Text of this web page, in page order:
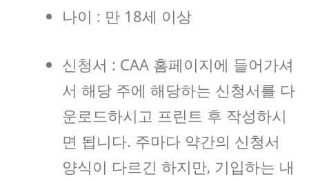
나이 : 만 18세 이상
신청서 : CAA 홈페이지에 들어가셔
서 해당 주에 해당하는 신청서를 다
운로드하시고 프린트 후 작성하시
면 됩니다. 주마다 약간의 신청서
양식이 다르긴 하지만, 기입하는 내